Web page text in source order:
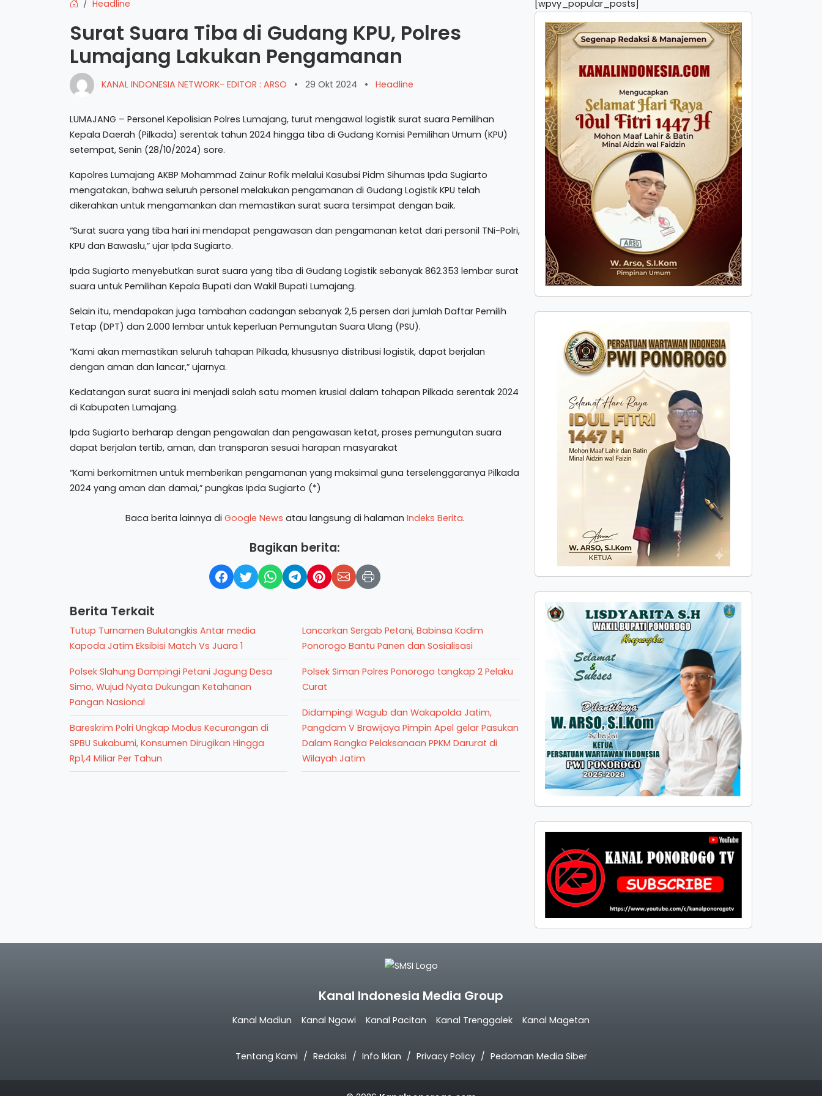
Headline
Surat Suara Tiba di Gudang KPU, Polres
Lumajang Lakukan Pengamanan
KANAL INDONESIA NETWORK- EDITOR : ARSO • 29 Okt 2024 • Headline
LUMAJANG – Personel Kepolisian Polres Lumajang, turut mengawal logistik surat suara Pemilihan
Kepala Daerah (Pilkada) serentak tahun 2024 hingga tiba di Gudang Komisi Pemilihan Umum (KPU)
setempat, Senin (28/10/2024) sore.
Kapolres Lumajang AKBP Mohammad Zainur Rofik melalui Kasubsi Pidm Sihumas Ipda Sugiarto
mengatakan, bahwa seluruh personel melakukan pengamanan di Gudang Logistik KPU telah
dikerahkan untuk mengamankan dan memastikan surat suara tersimpat dengan baik.
“Surat suara yang tiba hari ini mendapat pengawasan dan pengamanan ketat dari personil TNi-Polri,
KPU dan Bawaslu,” ujar Ipda Sugiarto.
Ipda Sugiarto menyebutkan surat suara yang tiba di Gudang Logistik sebanyak 862.353 lembar surat
suara untuk Pemilihan Kepala Bupati dan Wakil Bupati Lumajang.
Selain itu, mendapakan juga tambahan cadangan sebanyak 2,5 persen dari jumlah Daftar Pemilih
Tetap (DPT) dan 2.000 lembar untuk keperluan Pemungutan Suara Ulang (PSU).
“Kami akan memastikan seluruh tahapan Pilkada, khususnya distribusi logistik, dapat berjalan
dengan aman dan lancar,” ujarnya.
Kedatangan surat suara ini menjadi salah satu momen krusial dalam tahapan Pilkada serentak 2024
di Kabupaten Lumajang.
Ipda Sugiarto berharap dengan pengawalan dan pengawasan ketat, proses pemungutan suara
dapat berjalan tertib, aman, dan transparan sesuai harapan masyarakat
“Kami berkomitmen untuk memberikan pengamanan yang maksimal guna terselenggaranya Pilkada
2024 yang aman dan damai,” pungkas Ipda Sugiarto (*)
Baca berita lainnya di Google News atau langsung di halaman Indeks Berita.
Bagikan berita:
Berita Terkait
Tutup Turnamen Bulutangkis Antar media
Kapoda Jatim Eksibisi Match Vs Juara 1
Polsek Slahung Dampingi Petani Jagung Desa
Simo, Wujud Nyata Dukungan Ketahanan
Pangan Nasional
Bareskrim Polri Ungkap Modus Kecurangan di
SPBU Sukabumi, Konsumen Dirugikan Hingga
Rp1,4 Miliar Per Tahun
Lancarkan Sergab Petani, Babinsa Kodim
Ponorogo Bantu Panen dan Sosialisasi
Polsek Siman Polres Ponorogo tangkap 2 Pelaku
Curat
Didampingi Wagub dan Wakapolda Jatim,
Pangdam V Brawijaya Pimpin Apel gelar Pasukan
Dalam Rangka Pelaksanaan PPKM Darurat di
Wilayah Jatim
[wpvy_popular_posts]
Kanal Indonesia Media Group
Kanal Madiun Kanal Ngawi Kanal Pacitan Kanal Trenggalek Kanal Magetan
Tentang Kami Redaksi Info Iklan Privacy Policy Pedoman Media Siber